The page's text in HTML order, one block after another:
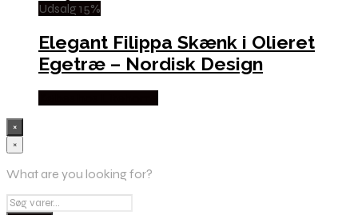
Udsalg 15%
Elegant Filippa Skænk i Olieret
Egetræ – Nordisk Design
×
×
What are you looking for?